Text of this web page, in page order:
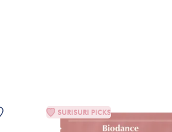
SURISURI PICKS